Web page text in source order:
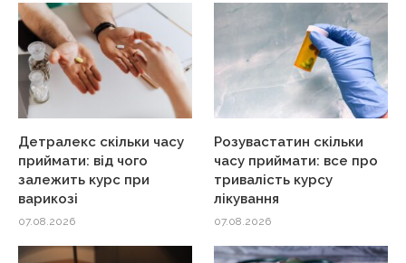
Детралекс скільки часу
приймати: від чого
залежить курс при
варикозі
07.08.2026
Розувастатин скільки
часу приймати: все про
тривалість курсу
лікування
07.08.2026